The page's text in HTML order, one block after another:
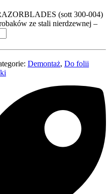
(sott 300-004)
ze stali nierdzewnej –
Demontaż, Do folii